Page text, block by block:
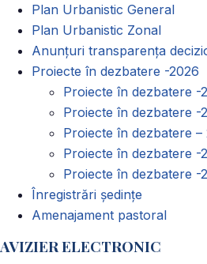
Plan Urbanistic General
Plan Urbanistic Zonal
Anunțuri transparența
Proiecte în dezbatere -2026
Proiecte în dezbatere -
Proiecte în dezbatere -
Proiecte în dezbatere –
Proiecte în dezbatere -
Proiecte în dezbatere -
Înregistrări ședințe
Amenajament pastoral
AVIZIER ELECTRONIC